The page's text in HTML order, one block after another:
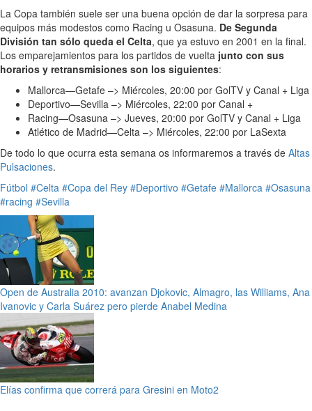
La Copa también suele ser una buena opción de dar la sorpresa para
equipos más modestos como Racing u Osasuna. De Segunda
División tan sólo queda el Celta, que ya estuvo en 2001 en la final.
Los emparejamientos para los partidos de vuelta junto con sus
horarios y retransmisiones son los siguientes:
Mallorca—Getafe –> Miércoles, 20:00 por GolTV y Canal + Liga
Deportivo—Sevilla –> Miércoles, 22:00 por Canal +
Racing—Osasuna –> Jueves, 20:00 por GolTV y Canal + Liga
Atlético de Madrid—Celta –> Miércoles, 22:00 por LaSexta
De todo lo que ocurra esta semana os informaremos a través de Altas
Pulsaciones.
Fútbol #Celta #Copa del Rey #Deportivo #Getafe #Mallorca #Osasuna
#racing #Sevilla
Open de Australia 2010: avanzan Djokovic, Almagro, las Williams, Ana
Ivanovic y Carla Suárez pero pierde Anabel Medina
Elías confirma que correrá para Gresini en Moto2